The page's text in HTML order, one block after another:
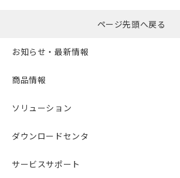
ページ先頭へ戻る
お知らせ・最新情報
商品情報
ソリューション
ダウンロードセンタ
サービスサポート
お客様が当ウェブサイト上で
登録された部品リストについ
品・サービスに関するお客様
の共同利用に関して"